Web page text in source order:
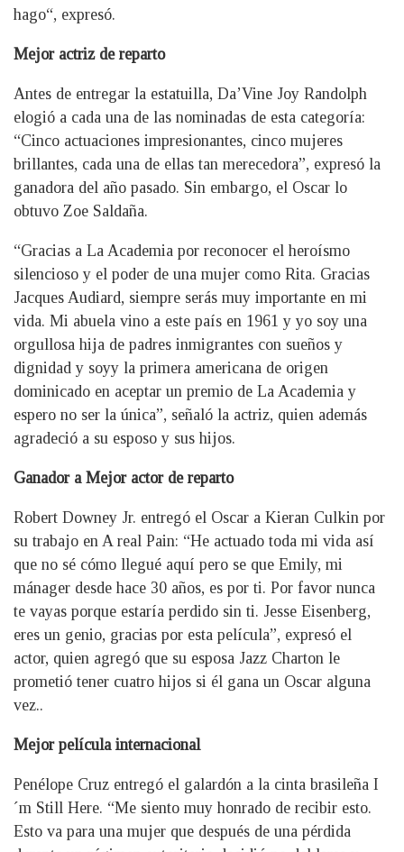
hago“, expresó.
Mejor actriz de reparto
Antes de entregar la estatuilla, Da’Vine Joy Randolph
elogió a cada una de las nominadas de esta categoría:
“Cinco actuaciones impresionantes, cinco mujeres
brillantes, cada una de ellas tan merecedora”, expresó la
ganadora del año pasado. Sin embargo, el Oscar lo
obtuvo Zoe Saldaña.
“Gracias a La Academia por reconocer el heroísmo
silencioso y el poder de una mujer como Rita. Gracias
Jacques Audiard, siempre serás muy importante en mi
vida. Mi abuela vino a este país en 1961 y yo soy una
orgullosa hija de padres inmigrantes con sueños y
dignidad y soyy la primera americana de origen
dominicado en aceptar un premio de La Academia y
espero no ser la única”, señaló la actriz, quien además
agradeció a su esposo y sus hijos.
Ganador a Mejor actor de reparto
Robert Downey Jr. entregó el Oscar a Kieran Culkin por
su trabajo en A real Pain: “He actuado toda mi vida así
que no sé cómo llegué aquí pero se que Emily, mi
mánager desde hace 30 años, es por ti. Por favor nunca
te vayas porque estaría perdido sin ti. Jesse Eisenberg,
eres un genio, gracias por esta película”, expresó el
actor, quien agregó que su esposa Jazz Charton le
prometió tener cuatro hijos si él gana un Oscar alguna
vez..
Mejor película internacional
Penélope Cruz entregó el galardón a la cinta brasileña I
´m Still Here. “Me siento muy honrado de recibir esto.
Esto va para una mujer que después de una pérdida